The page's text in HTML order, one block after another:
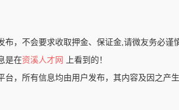
布，不会要求收取押金、保证金,请微友务必谨
是在资溪人才网
上看到的！
台，所有信息均由用户发布，其内容及因之产